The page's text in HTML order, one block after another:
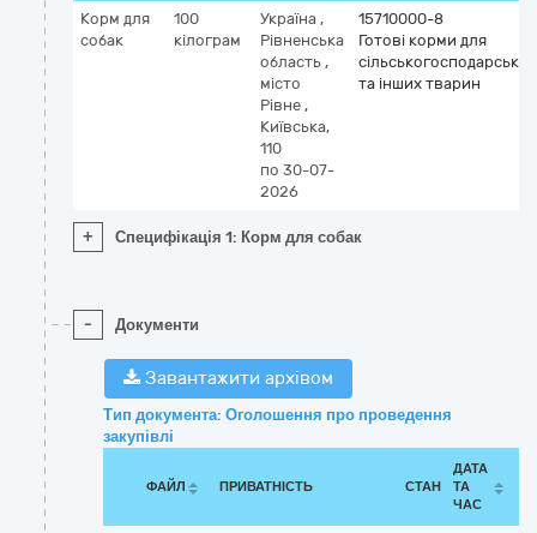
Корм для
собак
100
кілограм
Україна ,
Рівненська
область ,
місто
Рівне ,
Київська,
110
по 30-07-
2026
15710000-8
Готові корми для
сільськогосподарських
та інших тварин
+ Специфікація 1: Корм для собак
- Документи
Завантажити архівом
Тип документа: Оголошення про проведення
закупівлі
ФАЙЛ ПРИВАТНІСТЬ СТАН
ДАТА
ТА
ЧАС